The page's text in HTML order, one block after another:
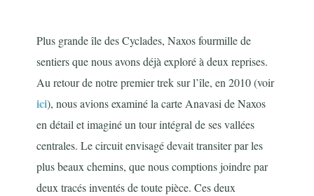
Plus grande île des Cyclades, Naxos fourmille de
sentiers que nous avons déjà exploré à deux reprises.
Au retour de notre premier trek sur l’île, en 2010 (voir
ici), nous avions examiné la carte Anavasi de Naxos
en détail et imaginé un tour intégral de ses vallées
centrales. Le circuit envisagé devait transiter par les
plus beaux chemins, que nous comptions joindre par
deux tracés inventés de toute pièce. Ces deux